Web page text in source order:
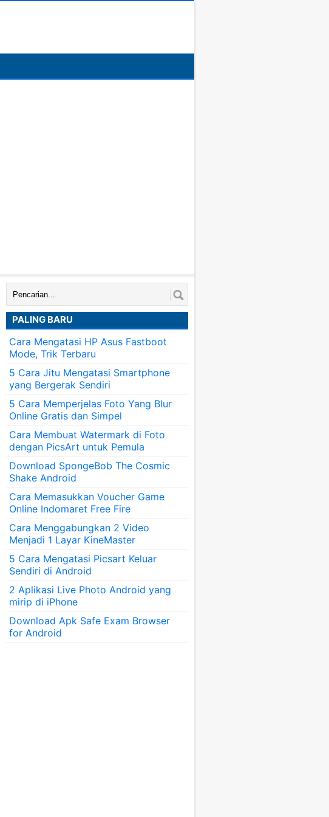
Cari:
PALING BARU
Cara Mengatasi HP Asus Fastboot
Mode, Trik Terbaru
5 Cara Jitu Mengatasi Smartphone
yang Bergerak Sendiri
5 Cara Memperjelas Foto Yang Blur
Online Gratis dan Simpel
Cara Membuat Watermark di Foto
dengan PicsArt untuk Pemula
Download SpongeBob The Cosmic
Shake Android
Cara Memasukkan Voucher Game
Online Indomaret Free Fire
Cara Menggabungkan 2 Video
Menjadi 1 Layar KineMaster
5 Cara Mengatasi Picsart Keluar
Sendiri di Android
2 Aplikasi Live Photo Android yang
mirip di iPhone
Download Apk Safe Exam Browser
for Android